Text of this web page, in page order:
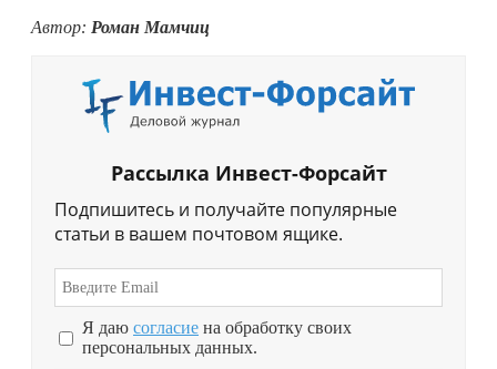
Автор: Роман Мамчиц
Рассылка Инвест-Форсайт
Подпишитесь и получайте популярные
статьи в вашем почтовом ящике.
Я даю согласие на обработку своих
персональных данных.